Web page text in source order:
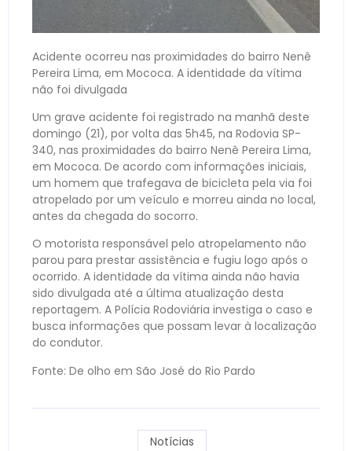
Acidente ocorreu nas proximidades do bairro Nenê
Pereira Lima, em Mococa. A identidade da vítima
não foi divulgada
Um grave acidente foi registrado na manhã deste
domingo (21), por volta das 5h45, na Rodovia SP-
340, nas proximidades do bairro Nenê Pereira Lima,
em Mococa. De acordo com informações iniciais,
um homem que trafegava de bicicleta pela via foi
atropelado por um veículo e morreu ainda no local,
antes da chegada do socorro.
O motorista responsável pelo atropelamento não
parou para prestar assistência e fugiu logo após o
ocorrido. A identidade da vítima ainda não havia
sido divulgada até a última atualização desta
reportagem. A Polícia Rodoviária investiga o caso e
busca informações que possam levar à localização
do condutor.
Fonte: De olho em São José do Rio Pardo
Notícias